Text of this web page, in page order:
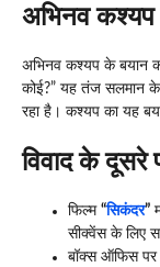
अभिनव
अभिनव कश्यप के बयान
कोई?” यह तंज सलमान के
रहा है। कश्यप का यह
विवाद के दूसरे
फिल्म “सिकंदर”
सीक्वेंस के लिए
बॉक्स ऑफिस पर